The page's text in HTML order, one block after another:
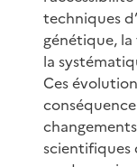
techniques
génétique,
la
Ces
scientifiques